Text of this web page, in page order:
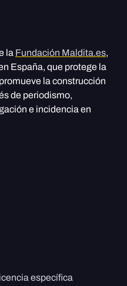
la Fundación Maldita.es,
España, que protege la
la construcción
de periodismo,
e incidencia en
específica